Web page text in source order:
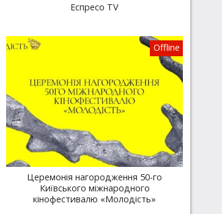
Еспресо TV
Offline
Церемонія нагородження 50-го
Київського міжнародного
кінофестивалю «Молодість»